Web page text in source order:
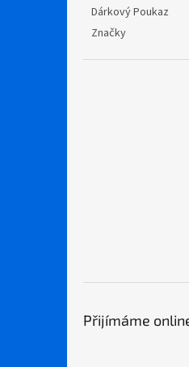
Dárkový Poukaz
Značky
Přijímáme